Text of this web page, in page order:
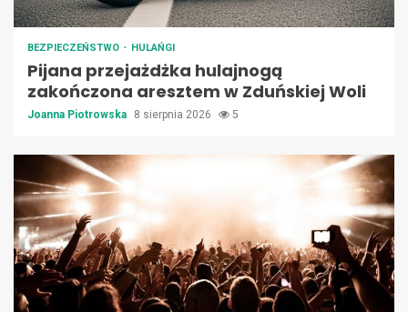
BEZPIECZEŃSTWO HULAŃGI
Pijana przejażdżka hulajnogą
zakończona aresztem w Zduńskiej Woli
Joanna Piotrowska 8 sierpnia 2026 5